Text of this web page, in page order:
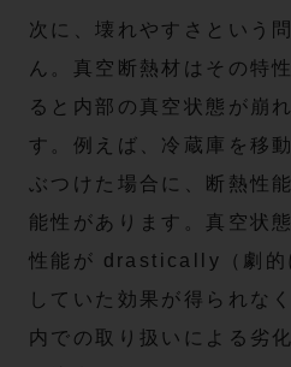
次に、壊れやすさという
ん。真空断熱材はその特
ると内部の真空状態が崩
す。例えば、冷蔵庫を移
ぶつけた場合に、断熱性
能性があります。真空状
性能が drastically（劇的
していた効果が得られな
内での取り扱いによる劣